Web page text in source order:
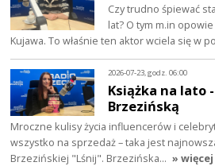
Czy trudno śpiewać
lat? O tym m.in
Kujawa. To właśnie ten aktor wciela się w
2026-07-23, godz. 06:00
Książka na lato
Brzezińską
Mroczne kulisy życia influencerów i
wszystko na sprzedaż – taka jest
Brzezińskiej "Lśnij". Brzezińska… » więcej